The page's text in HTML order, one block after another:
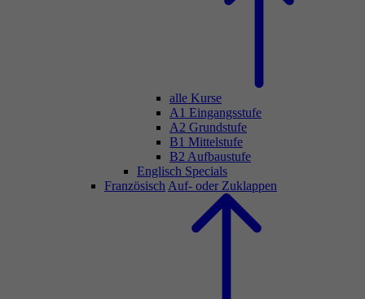
alle Kurse
A1 Eingangsstufe
A2 Grundstufe
B1 Mittelstufe
B2 Aufbaustufe
Englisch Specials
Französisch Auf- oder Zuklappen